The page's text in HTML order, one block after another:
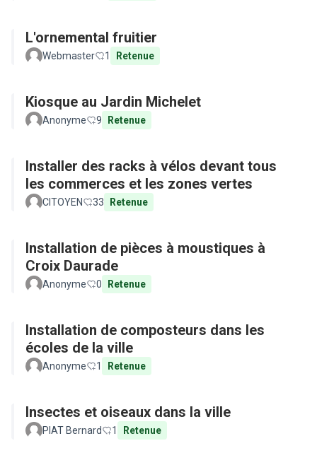
L'ornemental fruitier
Webmaster 1 Retenue
Kiosque au Jardin Michelet
Anonyme 9 Retenue
Installer des racks à vélos devant tous
les commerces et les zones vertes
CITOYEN 33 Retenue
Installation de pièces à moustiques à
Croix Daurade
Anonyme 0 Retenue
Installation de composteurs dans les
écoles de la ville
Anonyme 1 Retenue
Insectes et oiseaux dans la ville
PIAT Bernard 1 Retenue